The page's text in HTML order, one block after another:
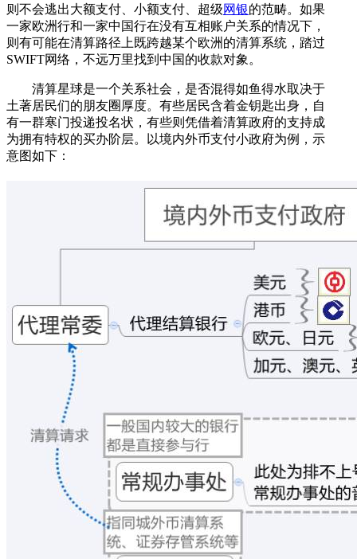
则不会逃出大额支付、小额支付、超级网银的范畴。如果
一家欧洲行和一家中国行在没有互相账户关系的情况下，
则有可能在清算路径上既跨越某个欧洲的清算系统，踏过
SWIFT网络，不远万里找到中国的收款对象。
清算星球是一个关系社会，是否混得如鱼得水取决于
土著居民们的朋友圈厚度。有些居民含着金钥匙出身，自
有一群寒门投递投名状，有些则凭借着清算政府的支持成
为拥有特权的买办阶层。以境内外币支付小政府为例，示
意图如下：